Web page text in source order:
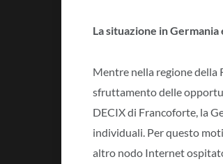
La situazione in
Mentre nella regione della
sfruttamento delle
DECIX di Francoforte, la
individuali. Per questo
altro nodo Internet